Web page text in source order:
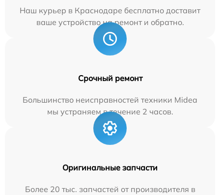
Наш курьер в Краснодаре бесплатно доставит
ваше устройство на ремонт и обратно.
Срочный ремонт
Большинство неисправностей техники Midea
мы устраняем в течение 2 часов.
Оригинальные запчасти
Более 20 тыс. запчастей от производителя в